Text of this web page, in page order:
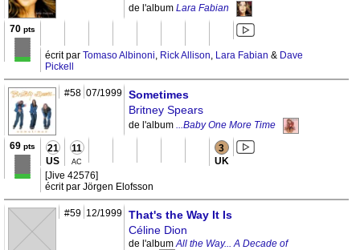
de l'album Lara Fabian
70 pts
écrit par Tomaso Albinoni, Rick Allison, Lara Fabian & Dave
Pickell
#58 07/1999 Sometimes
Britney Spears
de l'album ...Baby One More Time
69 pts 21
US
11
AC
3
UK
[Jive 42576]
écrit par Jörgen Elofsson
#59 12/1999 That's the Way It Is
Céline Dion
de l'albumAll the Way... A Decade of